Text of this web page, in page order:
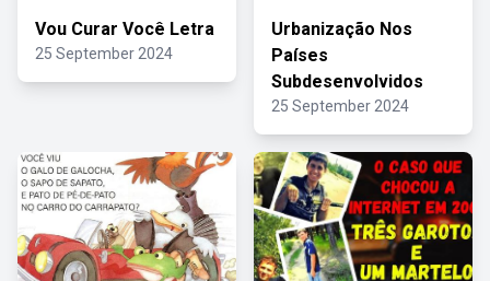
Vou Curar Você Letra
25 September 2024
Urbanização Nos
Países
Subdesenvolvidos
25 September 2024